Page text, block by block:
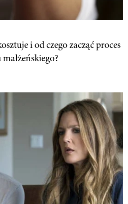
i od czego zacząć proces